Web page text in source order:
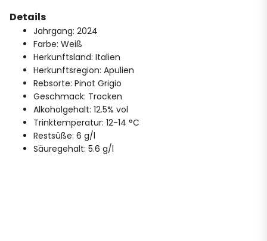
Details
Jahrgang: 2024
Farbe: Weiß
Herkunftsland: Italien
Herkunftsregion: Apulien
Rebsorte: Pinot Grigio
Geschmack: Trocken
Alkoholgehalt: 12.5% vol
Trinktemperatur: 12-14 °C
Restsüße: 6 g/l
Säuregehalt: 5.6 g/l